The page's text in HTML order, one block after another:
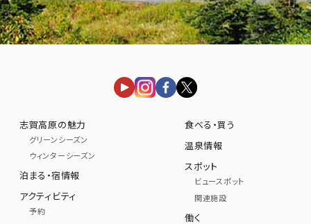
志賀高原の魅力
グリーンシーズン
ウィンターシーズン
泊まる・宿情報
アクティビティ
予約
食べる・買う
温泉情報
スポット
ビュースポット
関連施設
働く